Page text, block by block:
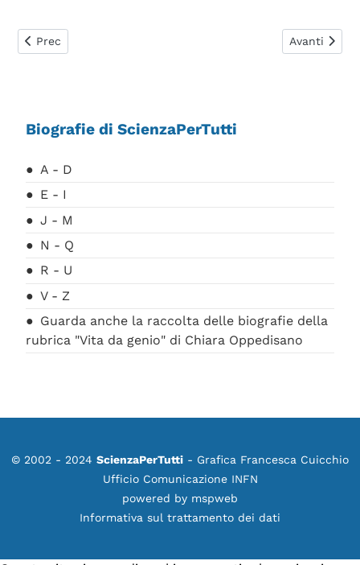
Articolo precedente: Riemann Georg Friedrich Bernhard
Prec Articolo
Avanti
Biografie di ScienzaPerTutti
A - D
E - I
J - M
N - Q
R - U
V - Z
Guarda anche la raccolta delle biografie della
rubrica "Vita da genio" di Chiara Oppedisano
© 2002 - 2024 ScienzaPerTutti - Grafica Francesca Cuicchio
Ufficio Comunicazione INFN
powered by mspweb
Informativa sul trattamento dei dati